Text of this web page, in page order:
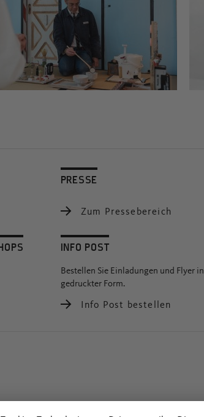
PRESSE
Zum Pressebereich
INFO POST
Bestellen Sie Einladungen und Flyer in
gedruckter Form.
Info Post bestellen